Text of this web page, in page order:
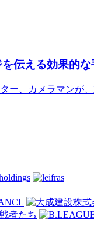
伝える効果的な
ー、カメラマンが